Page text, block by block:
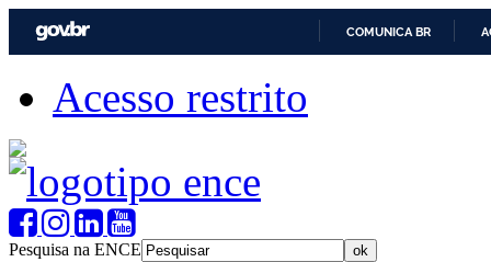
COMUNICA BR
Acesso restrito
Pesquisa na ENCE